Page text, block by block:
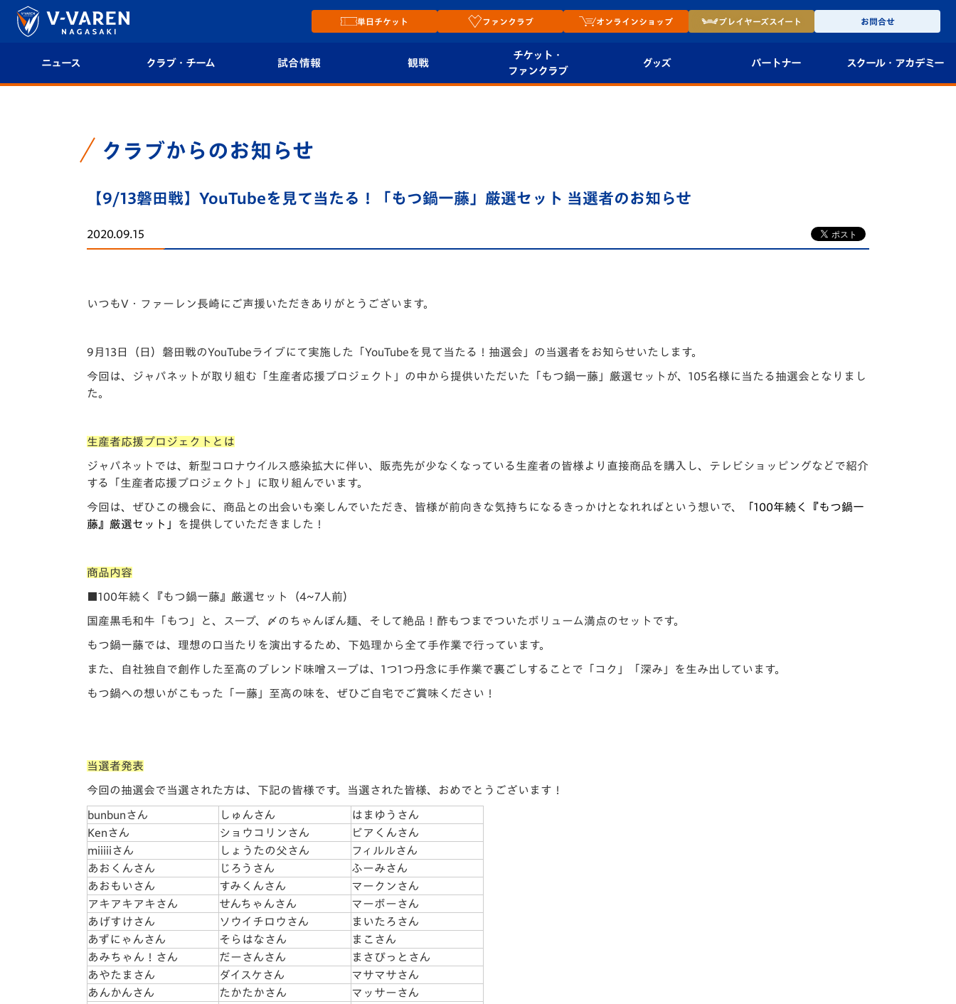
単日チケット ファンクラブ オンラインショップ プレイヤーズスイート お問合せ
ニュース クラブ・チーム
フィロソフィー
選手プロフィール
チームスケジュール
応援メディア
平和祈念活動
ホームタウン活動
試合情報
フォトギャラリー
観戦
Revive Team
チケット・
ファンクラブ
グッズ
店舗情報
パートナー スクール・ アカデミー
スクール
クラブからのお知らせ
【9/13磐田戦】YouTubeを見て当たる！「もつ鍋一藤」厳選セット 当選者のお知らせ
2020.09.15
いつもV・ファーレン長崎にご声援いただきありがとうございます。
9月13日（日）磐田戦のYouTubeライブにて実施した「YouTubeを見て当たる！抽選会」の当選者をお知らせいたします。
今回は、ジャパネットが取り組む「生産者応援プロジェクト」の中から提供いただいた「もつ鍋一藤」厳選セットが、105名様に当たる抽選会となりまし
た。
生産者応援プロジェクトとは
ジャパネットでは、新型コロナウイルス感染拡大に伴い、販売先が少なくなっている生産者の皆様より直接商品を購入し、テレビショッピングなどで紹介
する
「生産者応援プロジェクト」 に取り組んでいます。
今回は、ぜひこの機会に、商品との出会いも楽しんでいただき、皆様が前向きな気持ちになるきっかけとなれればという想いで、
「100年続く『もつ鍋一
藤』厳選セット」
を提供していただきました！
商品内容
■100年続く『もつ鍋一藤』厳選セット（4~7人前）
国産黒毛和牛「もつ」と、スープ、〆のちゃんぽん麺、そして絶品！酢もつまでついたボリューム満点のセットです。
もつ鍋一藤では、理想の口当たりを演出するため、下処理から全て手作業で行っています。
また、自社独自で創作した至高のブレンド味噌スープは、1つ1つ丹念に手作業で裏ごしすることで「コク」「深み」を生み出しています。
もつ鍋への想いがこもった「一藤」至高の味を、ぜひご自宅でご賞味ください！
当選者発表
今回の抽選会で当選された方は、下記の皆様です。当選された皆様、おめでとうございます！
bunbunさん しゅんさん
はまゆうさん
Kenさん
ショウコリンさん
ビアくんさん
miiiiiさん
しょうたの父さん
フィルルさん
あおくんさん
じろうさん
ふーみさん
あおもいさん
すみくんさん
マークンさん
アキアキアキさん
せんちゃんさん
マーボーさん
あげすけさん
ソウイチロウさん
まいたろさん
あずにゃんさん
そらはなさん
まこさん
あみちゃん！さん
だーさんさん
まさぴっとさん
あやたまさん
ダイスケさん
マサマサさん
あんかんさん
たかたかさん
マッサーさん